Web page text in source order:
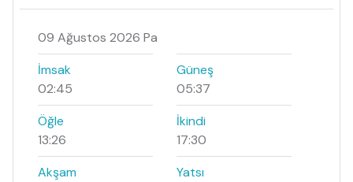
09 Ağustos 2026 Pa
İmsak
02:45
Güneş
05:37
Öğle
13:26
İkindi
17:30
Akşam
Yatsı